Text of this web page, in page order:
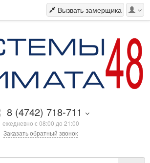
Вызвать замерщика
8 (4742) 718-711
ежедневно с 08:00 до 21:00
Заказать обратный звонок